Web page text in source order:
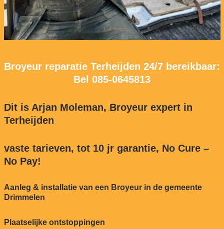
Broyeur reparatie Terheijden 24/7 bereikbaar:
Bel 085-0645813
Dit is Arjan Moleman, Broyeur expert in
Terheijden
vaste tarieven, tot 10 jr garantie, No Cure –
No Pay!
Aanleg & installatie van een Broyeur in de gemeente
Drimmelen
Plaatselijke ontstoppingen